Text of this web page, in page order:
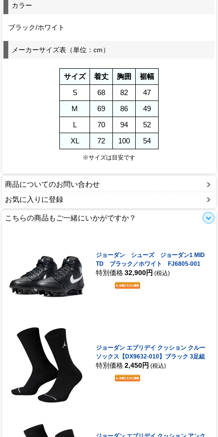
カラー
ブラック/ホワイト
メーカーサイズ表（単位：cm）
サイズ 着丈 胸囲
裾幅
S
68 82
47
M
69 86
49
L
70 94
52
XL
72 100 54
※サイズは目安です
商品についてのお問い合わせ
お気に入りに登録
こちらの商品もご一緒にいかがですか？
ジョーダン シューズ ジョーダン1 MID
TD ブラック／ホワイト FJ6805-001
特別価格 32,900円 (税込)
ジョーダン エブリデイ クッション クルー
ソックス【DX9632-010】ブラック 3足組
特別価格 2,450円 (税込)